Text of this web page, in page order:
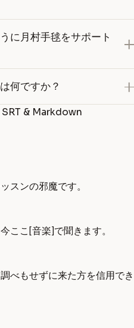
に月村手毬をサポート
何ですか？
& Markdown
スンの邪魔です。
ここ[音楽]で聞きます。
べもせずに来た方を信用でき